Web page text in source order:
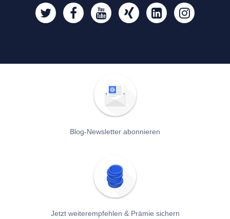
Blog-Newsletter abonnieren
Jetzt weiterempfehlen & Prämie sichern